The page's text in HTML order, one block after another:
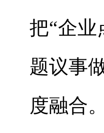
把“企
题议事
度融合。